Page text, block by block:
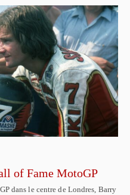
of Fame MotoGP
dans le centre de Londres, Barry